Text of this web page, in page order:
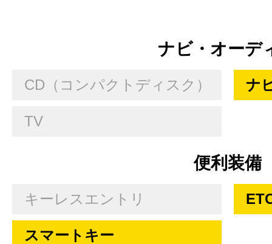
ナビ・オーデ
CD（コンパクトディスク） ナ
TV
便利装備
キーレスエントリ
スマートキー